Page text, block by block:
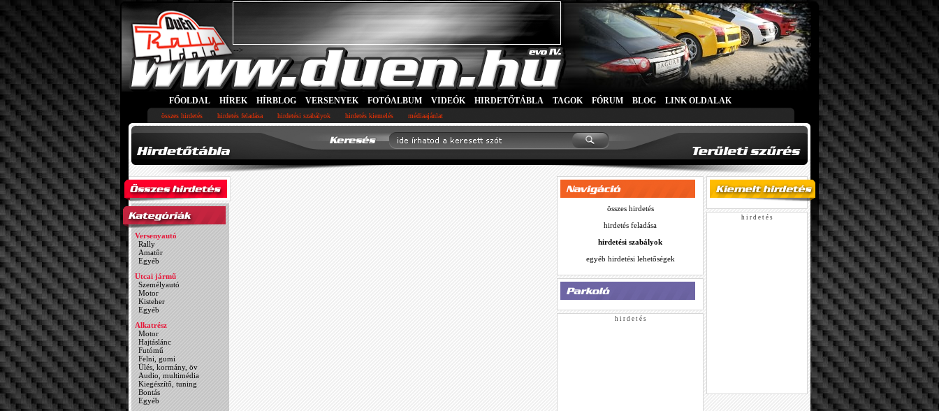
-->
FŐOLDAL HÍREK HÍRBLOG VERSENYEK FOTÓALBUM VIDEÓK HIRDETŐTÁBLA TAGOK FÓRUM BLOG LINK OLDALAK
összes hirdetés hirdetés feladása hirdetési szabályok hirdetés kiemelés médiaajánlat
Versenyautó
Rally
Amatőr
Egyéb
Utcai jármű
Személyautó
Motor
Kisteher
Egyéb
Alkatrész
Motor
Hajtáslánc
Futómű
Felni, gumi
Ülés, kormány, öv
Audio, multimédia
Kiegészítő, tuning
Bontás
Egyéb
összes hirdetés
hirdetés feladása
hirdetési szabályok
egyéb hirdetési lehetőségek
h i r d e t é s
h i r d e t é s